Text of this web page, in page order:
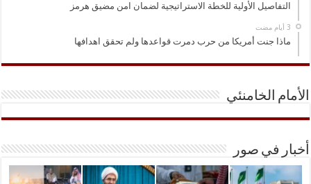
التفاصيل الأولية للخطة الاستراتيجية لضمان امن مضيق هرمز
ماذا جنت أمريكا من حرب دمرت قواعدها ولم تحقق اهدافها
الأمام الخامنئي
أخبار في صور